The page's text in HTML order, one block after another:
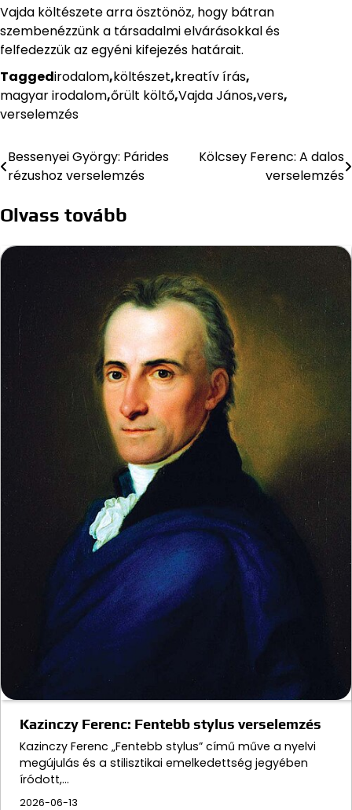
Vajda költészete arra ösztönöz, hogy bátran
szembenézzünk a társadalmi elvárásokkal és
felfedezzük az egyéni kifejezés határait.
Taggedirodalom,költészet,kreatív írás,
magyar irodalom,őrült költő,Vajda János,vers,
verselemzés
Bejegyzés
Bessenyei György: Párides
rézushoz verselemzés
Kölcsey Ferenc: A dalos
verselemzés
Olvass tovább
Kazinczy Ferenc: Fentebb stylus verselemzés
Kazinczy Ferenc „Fentebb stylus” című műve a nyelvi
megújulás és a stilisztikai emelkedettség jegyében
íródott,…
2026-06-13